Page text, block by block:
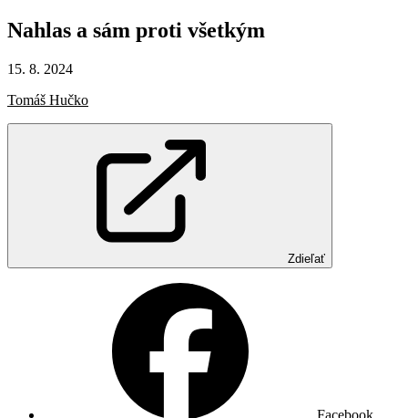
Nahlas a sám proti všetkým
15. 8. 2024
Tomáš Hučko
Zdieľať
Facebook